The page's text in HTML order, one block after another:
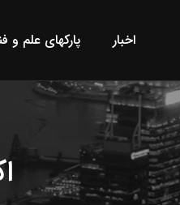
اخبار پارکهای علم و